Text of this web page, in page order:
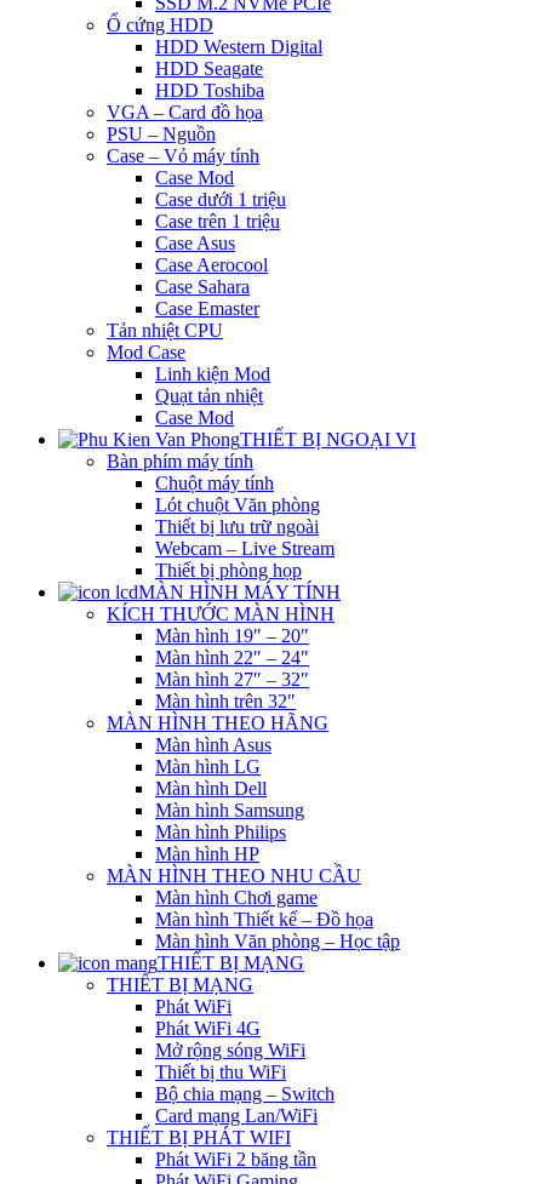
Ổ cứng HDD
HDD Western Digital
HDD Seagate
HDD Toshiba
VGA – Card đồ họa
PSU – Nguồn
Case – Vỏ máy tính
Case Mod
Case dưới 1 triệu
Case trên 1 triệu
Case Asus
Case Aerocool
Case Sahara
Case Emaster
Tản nhiệt CPU
Mod Case
Linh kiện Mod
Quạt tản nhiệt
Case Mod
THIẾT BỊ NGOẠI VI
Bàn phím máy tính
Chuột máy tính
Lót chuột Văn phòng
Thiết bị lưu trữ ngoài
Webcam – Live Stream
Thiết bị phòng họp
MÀN HÌNH MÁY TÍNH
KÍCH THƯỚC MÀN HÌNH
Màn hình 19″ – 20″
Màn hình 22″ – 24″
Màn hình 27″ – 32″
Màn hình trên 32″
MÀN HÌNH THEO HÃNG
Màn hình Asus
Màn hình LG
Màn hình Dell
Màn hình Samsung
Màn hình Philips
Màn hình HP
MÀN HÌNH THEO NHU CẦU
Màn hình Chơi game
Màn hình Thiết kế – Đồ họa
Màn hình Văn phòng – Học tập
THIẾT BỊ MẠNG
THIẾT BỊ MẠNG
Phát WiFi
Phát WiFi 4G
Mở rộng sóng WiFi
Thiết bị thu WiFi
Bộ chia mạng – Switch
Card mạng Lan/WiFi
THIẾT BỊ PHÁT WIFI
Phát WiFi 2 băng tần